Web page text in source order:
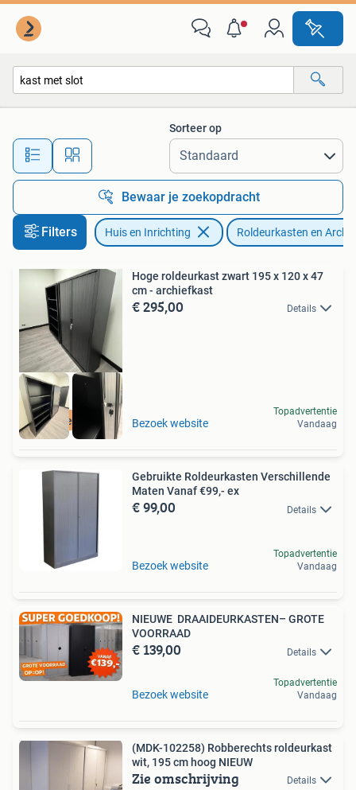
Alle afstanden…
Sorteer op
Bewaar je zoekopdracht
Filters Huis en Inrichting Roldeurkasten en
Nieuw
Hoge roldeurkast zwart 195 x 120 x 47
cm - archiefkast
€ 295,00 Details
Bezoek website
Topadvertentie
Vandaag
Gebruikte Roldeurkasten Verschillende
Maten Vanaf €99,- ex
€ 99,00 Details
Bezoek website
Topadvertentie
Vandaag
NIEUWE DRAAIDEURKASTEN– GROTE
VOORRAAD
€ 139,00 Details
Bezoek website
Topadvertentie
Vandaag
(MDK-102258) Robberechts roldeurkast
wit, 195 cm hoog NIEUW
Zie omschrijving Details